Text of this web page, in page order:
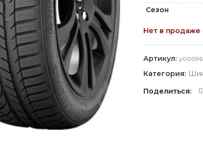
Сезон
Нет в продаже
Артикул:
Категория:
Поделиться